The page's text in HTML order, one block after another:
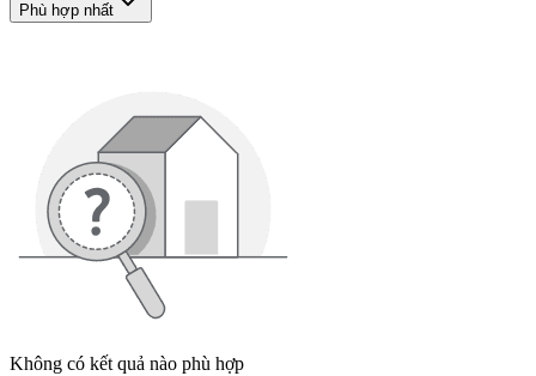
Phù hợp nhất
Không có kết quả nào phù hợp